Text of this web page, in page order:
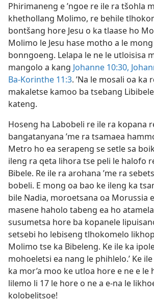
Phirimaneng e ’ngoe re ile ra tšohla
khethollang Molimo, re behile
bontšang hore Jesu o ka tlaase ho
Molimo le Jesu hase motho a le
bonngoeng. Lelapa le ne le utloisisa
mangolo a kang Johanne 10:30,
Ba-Korinthe 11:3. ’Na le mosali oa ka
makaletse kamoo ba tsebang
kateng.
Hoseng ha Labobeli re ile ra kopana
bangatanyana ’me ra tsamaea
Metro ho ea serapeng se setle sa
ileng ra qeta lihora tse peli le halofo
Bibele. Re ile ra arohana ’me ra
bobeli. E mong oa bao ke ileng ka
bile Nadia, moroetsana oa Morussia
masene haholo tabeng ea ho
susumetsa hore ba kopanele
setsebi ho lebiseng tlhokomelo
Molimo tse ka Bibeleng. Ke ile ka
mohoeletsi ea nang le phihlelo.’ Ke ile
ka mor’a moo ke utloa hore e ne e le
lilemo li 17 le hore o ne a e-na le
kolobelitsoe!